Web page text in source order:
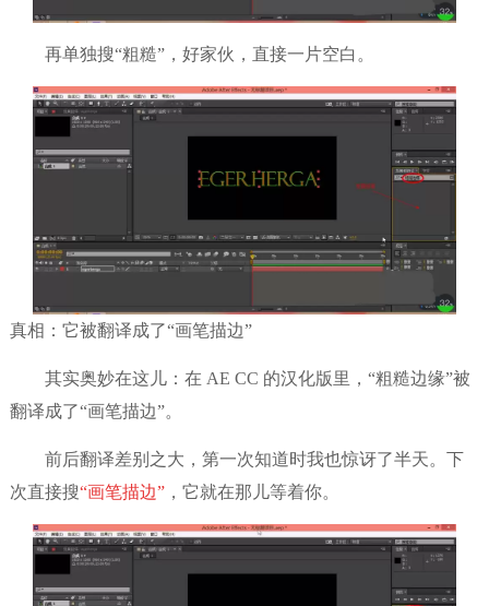
再单独搜“粗糙”，好家伙，直接一片空白。
真相：它被翻译成了“画笔描边”
其实奥妙在这儿：在 AE CC 的汉化版里，“粗糙边缘”被
翻译成了“画笔描边”。
前后翻译差别之大，第一次知道时我也惊讶了半天。下
次直接搜“画笔描边”，它就在那儿等着你。